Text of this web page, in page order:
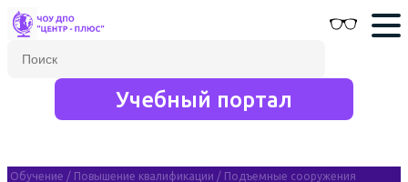
Учебный портал
Обучение / Повышение квалификации / Подъемные сооружения